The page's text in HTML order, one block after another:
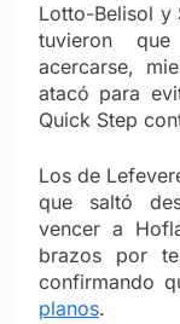
Lotto-Belisol y
tuvieron
acercarse,
atacó para
Quick Step
Los de
que saltó
vencer a
brazos por
confirmando
planos.